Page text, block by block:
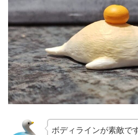
ボディラインが素敵です